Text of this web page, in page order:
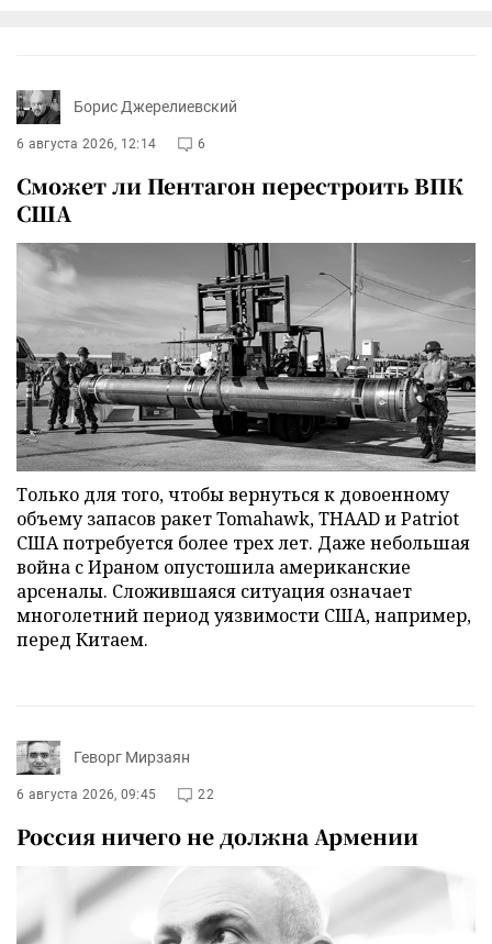
Борис Джерелиевский
6 августа 2026, 12:14 6
Сможет ли Пентагон перестроить ВПК
США
Только для того, чтобы вернуться к довоенному
объему запасов ракет Tomahawk, THAAD и Patriot
США потребуется более трех лет. Даже небольшая
война с Ираном опустошила американские
арсеналы. Сложившаяся ситуация означает
многолетний период уязвимости США, например,
перед Китаем.
Геворг Мирзаян
6 августа 2026, 09:45 22
Россия ничего не должна Армении